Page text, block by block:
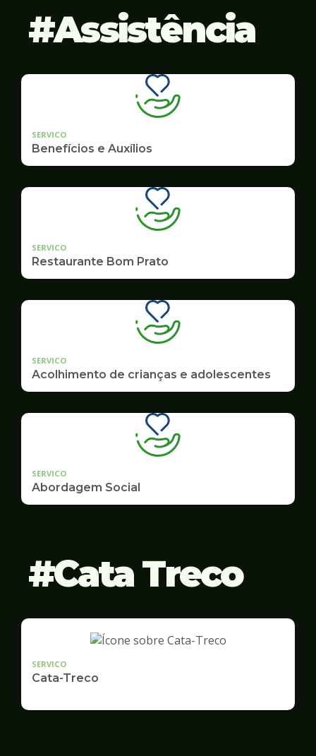
Assistência
SERVICO
Benefícios e Auxílios
SERVICO
Restaurante Bom Prato
SERVICO
Acolhimento de crianças e adolescentes
SERVICO
Abordagem Social
Cata Treco
SERVICO
Cata-Treco